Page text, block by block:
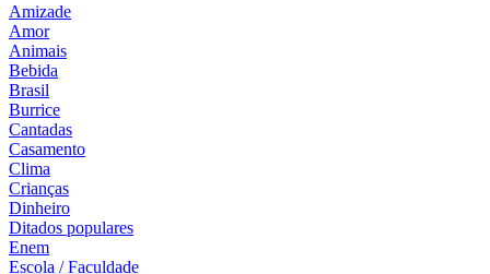
Amizade
Amor
Animais
Bebida
Brasil
Burrice
Cantadas
Casamento
Clima
Crianças
Dinheiro
Ditados populares
Enem
Escola / Faculdade